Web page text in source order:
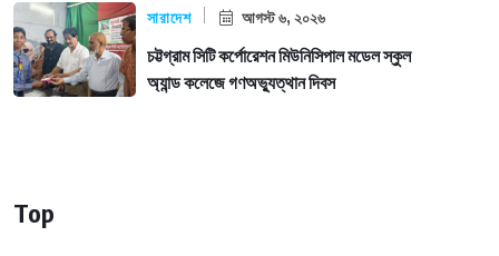
সারাদেশ আগস্ট ৬, ২০২৬
চট্টগ্রাম সিটি কর্পোরেশন মিউনিসিপাল মডেল স্কুল
অ্যান্ড কলেজে গণঅভ্যুত্থান দিবস
Top